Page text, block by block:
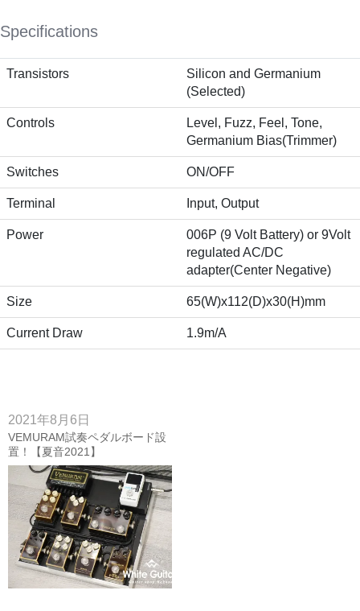
Specifications
Transistors
Silicon and Germanium
(Selected)
Controls
Level, Fuzz, Feel, Tone,
Germanium Bias(Trimmer)
Switches ON/OFF
Terminal Input, Output
Power
006P (9 Volt Battery) or 9Volt
regulated AC/DC
adapter(Center Negative)
Size 65(W)x112(D)x30(H)mm
Current Draw 1.9m/A
2021年8月6日
VEMURAM試奏ペダルボード設
置！【夏音2021】